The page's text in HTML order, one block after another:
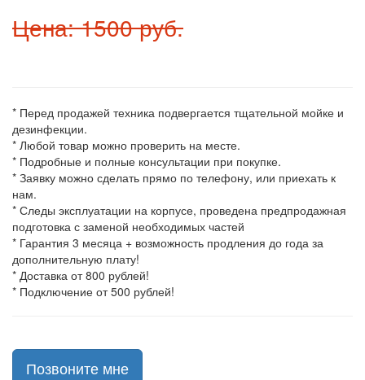
Цена: 1500 руб.
* Перед продажей техника подвергается тщательной мойке и
дезинфекции.
* Любой товар можно проверить на месте.
* Подробные и полные консультации при покупке.
* Заявку можно сделать прямо по телефону, или приехать к
нам.
* Следы эксплуатации на корпусе, проведена предпродажная
подготовка с заменой необходимых частей
* Гарантия 3 месяца + возможность продления до года за
дополнительную плату!
* Доставка от 800 рублей!
* Подключение от 500 рублей!
Позвоните мне